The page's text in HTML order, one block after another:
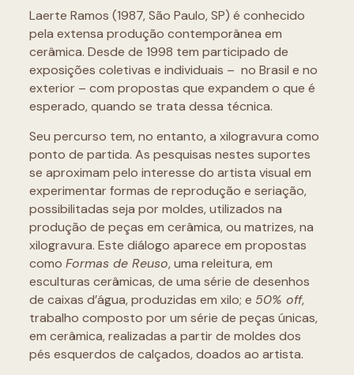
Laerte Ramos (1987, São Paulo, SP) é conhecido
pela extensa produção contemporânea em
cerâmica. Desde de 1998 tem participado de
exposições coletivas e individuais – no Brasil e no
exterior – com propostas que expandem o que é
esperado, quando se trata dessa técnica.
Seu percurso tem, no entanto, a xilogravura como
ponto de partida. As pesquisas nestes suportes
se aproximam pelo interesse do artista visual em
experimentar formas de reprodução e seriação,
possibilitadas seja por moldes, utilizados na
produção de peças em cerâmica, ou matrizes, na
xilogravura. Este diálogo aparece em propostas
como Formas de Reuso, uma releitura, em
esculturas cerâmicas, de uma série de desenhos
de caixas d’água, produzidas em xilo; e 50% off,
trabalho composto por um série de peças únicas,
em cerâmica, realizadas a partir de moldes dos
pés esquerdos de calçados, doados ao artista.